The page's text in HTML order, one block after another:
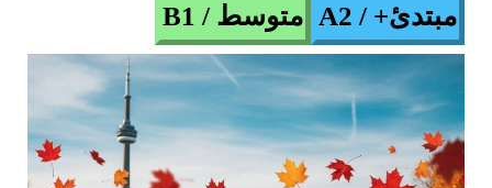
مبتدئ+ / A2 متوسط / B1